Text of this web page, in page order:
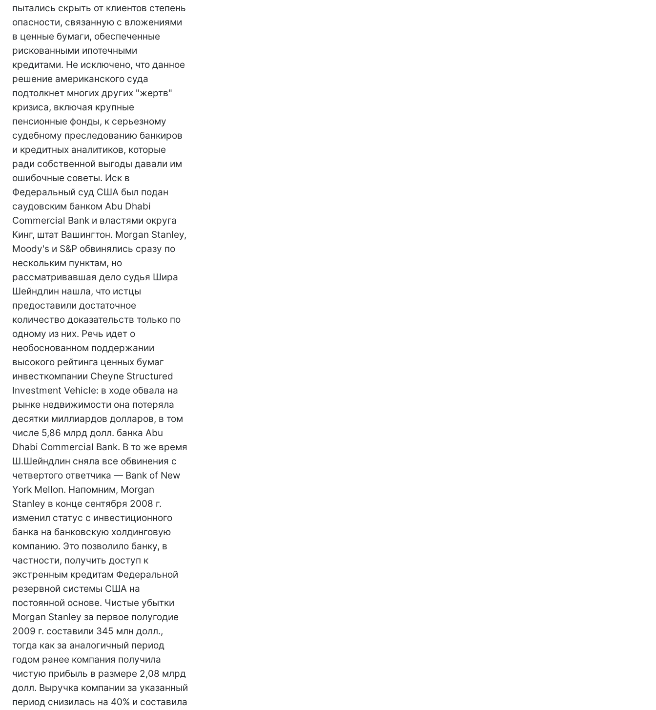
пытались скрыть от клиентов степень
опасности, связанную с вложениями
в ценные бумаги, обеспеченные
рискованными ипотечными
кредитами. Не исключено, что данное
решение американского суда
подтолкнет многих других "жертв"
кризиса, включая крупные
пенсионные фонды, к серьезному
судебному преследованию банкиров
и кредитных аналитиков, которые
ради собственной выгоды давали им
ошибочные советы. Иск в
Федеральный суд США был подан
саудовским банком Abu Dhabi
Commercial Bank и властями округа
Кинг, штат Вашингтон. Morgan Stanley,
Moody's и S&P обвинялись сразу по
нескольким пунктам, но
рассматривавшая дело судья Шира
Шейндлин нашла, что истцы
предоставили достаточное
количество доказательств только по
одному из них. Речь идет о
необоснованном поддержании
высокого рейтинга ценных бумаг
инвесткомпании Cheyne Structured
Investment Vehicle: в ходе обвала на
рынке недвижимости она потеряла
десятки миллиардов долларов, в том
числе 5,86 млрд долл. банка Abu
Dhabi Commercial Bank. В то же время
Ш.Шейндлин сняла все обвинения с
четвертого ответчика — Bank of New
York Mellon. Напомним, Morgan
Stanley в конце сентября 2008 г.
изменил статус с инвестиционного
банка на банковскую холдинговую
компанию. Это позволило банку, в
частности, получить доступ к
экстренным кредитам Федеральной
резервной системы США на
постоянной основе. Чистые убытки
Morgan Stanley за первое полугодие
2009 г. составили 345 млн долл.,
тогда как за аналогичный период
годом ранее компания получила
чистую прибыль в размере 2,08 млрд
долл. Выручка компании за указанный
период снизилась на 40% и составила